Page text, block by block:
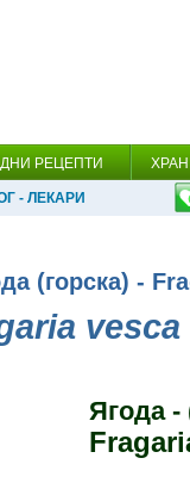
РЕЦЕПТИ
- ЛЕКАРИ
(горска) -
vesca
Ягода -